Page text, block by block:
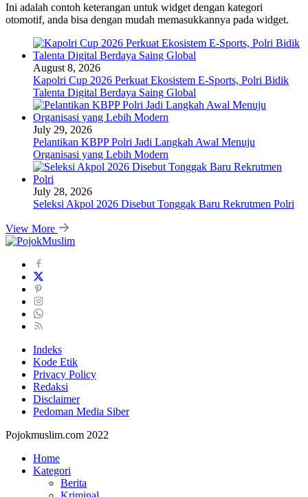
Ini adalah contoh keterangan untuk widget dengan kategori
otomotif, anda bisa dengan mudah memasukkannya pada widget.
August 8, 2026
Kapolri Cup 2026 Perkuat Ekosistem E-Sports, Polri Bidik
Talenta Digital Berdaya Saing Global
July 29, 2026
Pelantikan KBPP Polri Jadi Langkah Awal Menuju
Organisasi yang Lebih Modern
July 28, 2026
Seleksi Akpol 2026 Disebut Tonggak Baru Rekrutmen Polri
View More
Indeks
Kode Etik
Privacy Policy
Redaksi
Disclaimer
Pedoman Media Siber
Pojokmuslim.com 2022
Home
Kategori
Berita